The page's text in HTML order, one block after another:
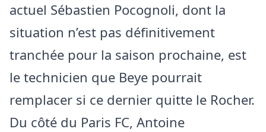
actuel Sébastien Pocognoli, dont la
situation n’est pas définitivement
tranchée pour la saison prochaine, est
le technicien que Beye pourrait
remplacer si ce dernier quitte le Rocher.
Du côté du Paris FC, Antoine